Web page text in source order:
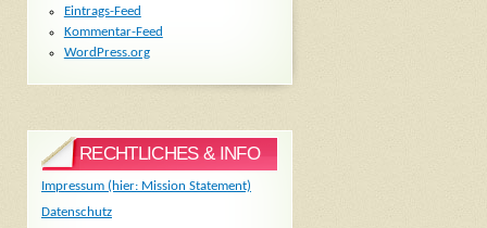
Eintrags-Feed
Kommentar-Feed
WordPress.org
RECHTLICHES & INFO
Impressum (hier: Mission Statement)
Datenschutz